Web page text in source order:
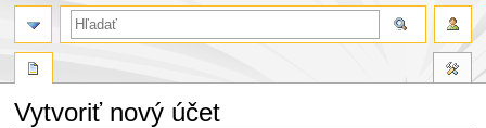
Vytvoriť nový účet